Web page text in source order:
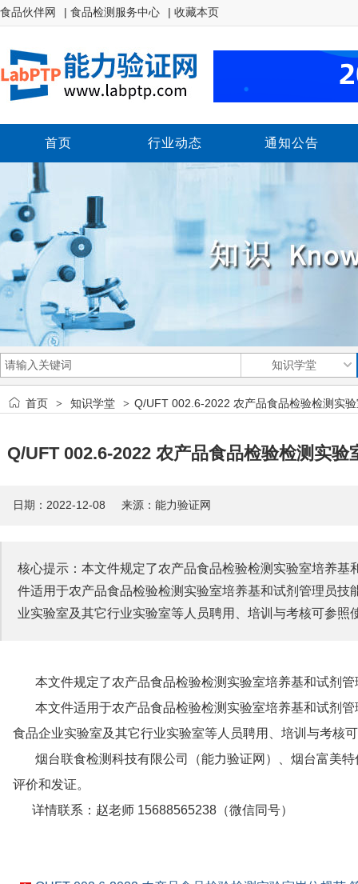
食品伙伴网 | 食品检测服务中心 | 收藏本页
首页 行业动态 通知公告
首页 > 知识学堂 > Q/UFT 002.6-2022 农产品食品检验检测实
Q/UFT 002.6-2022 农产品食品检验检测实
日期：2022-12-08 来源：能力验证网
核心提示：本文件规定了农产品食品检验检测实验室培养
件适用于农产品食品检验检测实验室培养基和试剂管理员
业实验室及其它行业实验室等人员聘用、培训与考核可参照
本文件规定了农产品食品检验检测实验室培养基和试剂管
本文件适用于农产品食品检验检测实验室培养基和试剂管
食品企业实验室及其它行业实验室等人员聘用、培训与考核
烟台联食检测科技有限公司（能力验证网）、烟台富美特
评价和发证。
详情联系：赵老师 15688565238（微信同号）